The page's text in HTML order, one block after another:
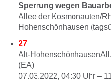
Sperrung wegen
Allee der Kosmonauten/
Hohenschönhausen
27
Alt-
(EA)
07.03.2022, 04:30 Uhr –